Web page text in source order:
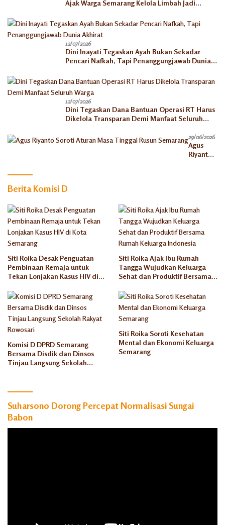
Ajak Warga Semarang Kelola Limbah Jadi
12/07/2026
Dini Inayati Tegaskan Ayah Bukan Sekadar
Pencari Nafkah, Tapi Penanggungjawab Dunia
12/07/2026
Dini Tegaskan Dana Bantuan Operasi RT Harus
Dikelola Transparan Demi Manfaat Seluruh
29/06/2026
Agus
Riyanto
Semaran
Berita Komisi D
Siti Roika Desak Penguatan
Pembinaan Remaja untuk
Tekan Lonjakan Kasus HIV di
Siti Roika Ajak Ibu Rumah
Tangga Wujudkan Keluarga
Sehat dan Produktif Bersama
Komisi D DPRD Semarang
Bersama Disdik dan Dinsos
Tinjau Langsung Sekolah
Siti Roika Soroti Kesehatan
Mental dan Ekonomi Keluarga
Semarang
Suharsono Dorong Percepat Normalisasi Sungai
Babon